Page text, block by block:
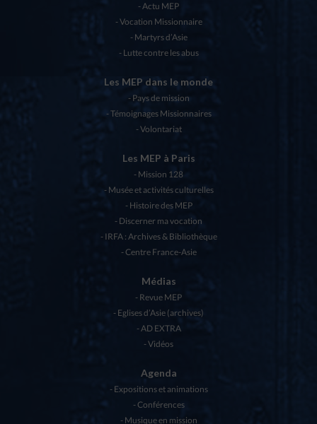
Actu MEP
Vocation Missionnaire
Martyrs d’Asie
Lutte contre les abus
Les MEP dans le monde
Pays de mission
Témoignages Missionnaires
Volontariat
Les MEP à Paris
Mission 128
Musée et activités culturelles
Histoire des MEP
Discerner ma vocation
IRFA : Archives & Bibliothèque
Centre France-Asie
Médias
Revue MEP
Eglises d’Asie (archives)
AD EXTRA
Vidéos
Agenda
Expositions et animations
Conférences
Musique en mission